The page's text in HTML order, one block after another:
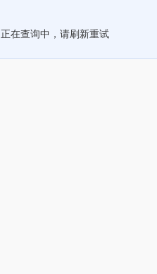
正在查询中，请刷新重试